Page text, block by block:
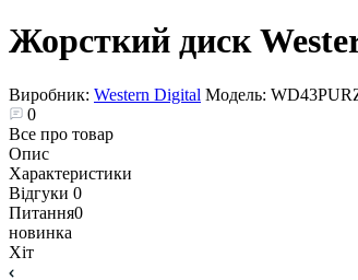
Жорсткий диск
Виробник: Western Digital Модель:
0
Все про товар
Опис
Характеристики
Відгуки 0
Питання0
новинка
Хіт